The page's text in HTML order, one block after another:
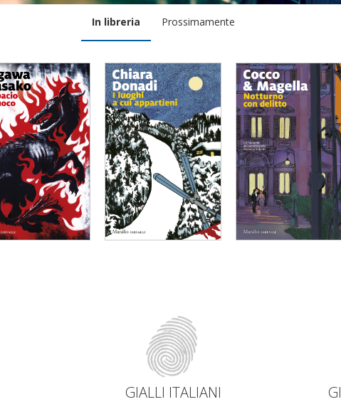
In libreria Prossimamente
Chiara Donadi
dettagli
GIALLI ITALIANI